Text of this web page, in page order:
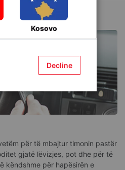
të brendshëm
për të mbajtur timonin pastër
gjatë lëvizjes, pot dhe për të
këndshme për hapësirën e
Kosovo
Decline